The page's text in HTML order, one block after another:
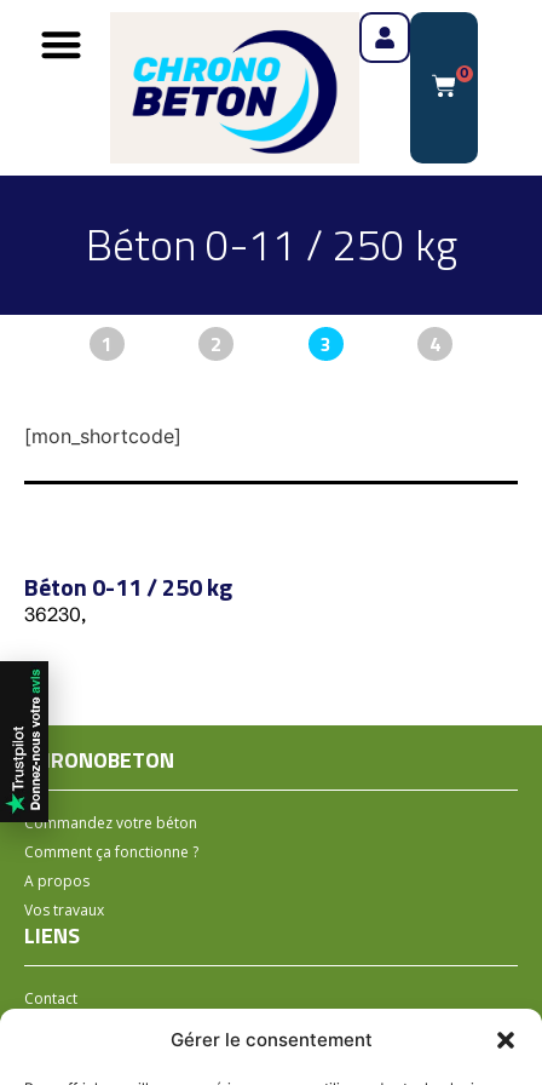
Gérer le consentement
0
Béton 0-11 / 250 kg
1 2 3 4
[mon_shortcode]
Béton 0-11 / 250 kg
36230,
CHRONOBETON
Commandez votre béton
Comment ça fonctionne ?
A propos
Vos travaux
LIENS
Contact